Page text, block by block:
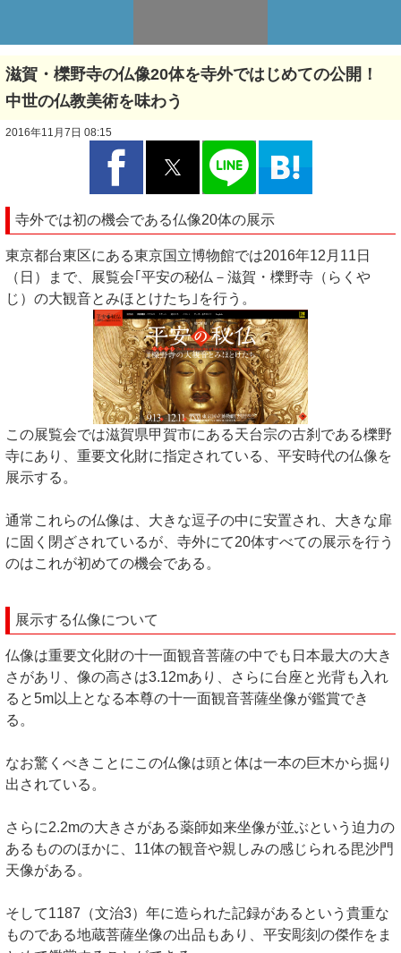
滋賀・櫟野寺の仏像20体を寺外ではじめての公開！
中世の仏教美術を味わう
2016年11月7日 08:15
寺外では初の機会である仏像20体の展示
東京都台東区にある東京国立博物館では2016年12月11日
（日）まで、展覧会｢平安の秘仏－滋賀・櫟野寺（らくや
じ）の大観音とみほとけたち｣を行う。
この展覧会では滋賀県甲賀市にある天台宗の古刹である櫟野
寺にあり、重要文化財に指定されている、平安時代の仏像を
展示する。
通常これらの仏像は、大きな逗子の中に安置され、大きな扉
に固く閉ざされているが、寺外にて20体すべての展示を行う
のはこれが初めての機会である。
展示する仏像について
仏像は重要文化財の十一面観音菩薩の中でも日本最大の大き
さがあリ、像の高さは3.12mあり、さらに台座と光背も入れ
ると5m以上となる本尊の十一面観音菩薩坐像が鑑賞でき
る。
なお驚くべきことにこの仏像は頭と体は一本の巨木から掘り
出されている。
さらに2.2mの大きさがある薬師如来坐像が並ぶという迫力の
あるもののほかに、11体の観音や親しみの感じられる毘沙門
天像がある。
そして1187（文治3）年に造られた記録があるという貴重な
ものである地蔵菩薩坐像の出品もあり、平安彫刻の傑作をま